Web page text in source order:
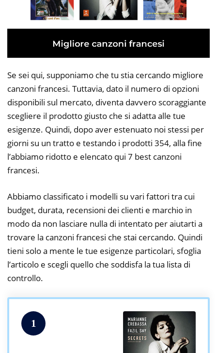
Se sei qui, supponiamo che tu stia cercando migliore
canzoni francesi. Tuttavia, dato il numero di opzioni
disponibili sul mercato, diventa davvero scoraggiante
scegliere il prodotto giusto che si adatta alle tue
esigenze. Quindi, dopo aver estenuato noi stessi per
giorni su un tratto e testando i prodotti 354, alla fine
l’abbiamo ridotto e elencato qui 7 best canzoni
francesi.
Abbiamo classificato i modelli su vari fattori tra cui
budget, durata, recensioni dei clienti e marchio in
modo da non lasciare nulla di intentato per aiutarti a
trovare la canzoni francesi che stai cercando. Quindi
tieni solo a mente le tue esigenze particolari, sfoglia
l’articolo e scegli quello che soddisfa la tua lista di
controllo.
1